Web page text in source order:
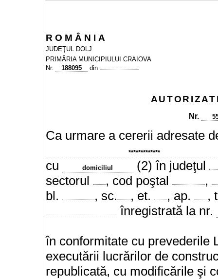
R O M Â N I A
JUDEŢUL DOLJ
PRIMĂRIA MUNICIPIULUI CRAIOVA
Nr.
188095 din
Nr.
Ca urmare a cererii adresate
*************
cu domiciliul
(2) în judeţul
sectorul
, cod poştal
,
bl.
, sc. , et. , ap.
,
înregistrată la nr.
în conformitate cu prevederile
executării lucrărilor de
republicată, cu modificările şi